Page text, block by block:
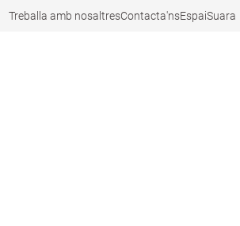
Treballa amb nosaltresContacta'nsEspaiSuara